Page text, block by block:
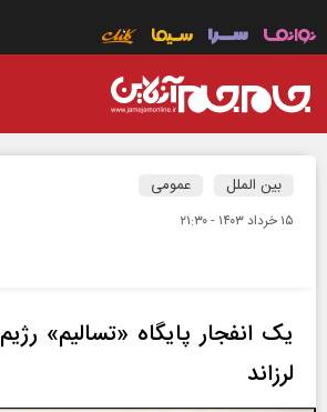
بین الملل عمومی
۱۵ خرداد ۱۴۰۳ - ۲۱:۳۰
یک انفجار پایگاه «تسالیم»
لرزاند